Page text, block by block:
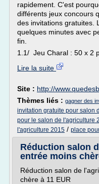
rapidement. C'est
différents jeux concours
des invitations gratuites.
quelques minutes avec
fin.
1.1/ Jeu Charal : 50 x 2
Lire la suite
Site : http://
Thèmes liés : gagner des
invitation gratuite pour salon
pour le salon de l'agriculture
l'agriculture 2015 / place
Réduction salon
entrée moins
Réduction salon de
chère à 11 EUR